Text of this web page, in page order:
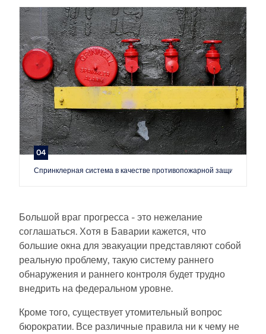
04
Спринклерная система в качестве противопожарной защиты
Большой враг прогресса - это нежелание
соглашаться. Хотя в Баварии кажется, что
большие окна для эвакуации представляют собой
реальную проблему, такую систему раннего
обнаружения и раннего контроля будет трудно
внедрить на федеральном уровне.
Кроме того, существует утомительный вопрос
бюрократии. Все различные правила ни к чему не